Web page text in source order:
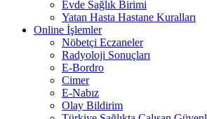
Evde Sağlık Birimi
Yatan Hasta Hastane Kuralları
Online İşlemler
Nöbetçi Eczaneler
Radyoloji Sonuçları
E-Bordro
Cimer
E-Nabız
Olay Bildirim